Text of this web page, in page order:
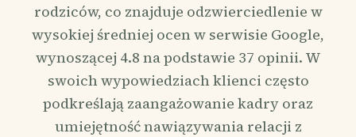
rodziców, co znajduje odzwierciedlenie w
wysokiej średniej ocen w serwisie Google,
wynoszącej 4.8 na podstawie 37 opinii. W
swoich wypowiedziach klienci często
podkreślają zaangażowanie kadry oraz
umiejętność nawiązywania relacji z